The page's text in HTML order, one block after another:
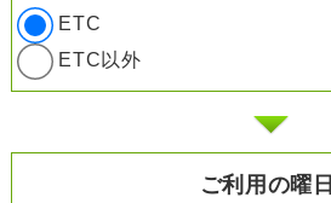
ETC
ETC以外
ご利用の曜日